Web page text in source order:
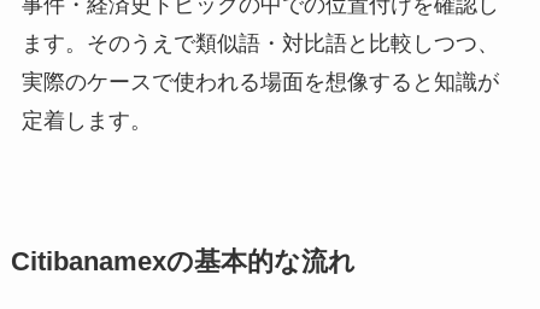
ます。そのうえで類似語・対比語と比較しつつ、
実際のケースで使われる場面を想像すると知識が
定着します。
Citibanamexの基本的な流れ